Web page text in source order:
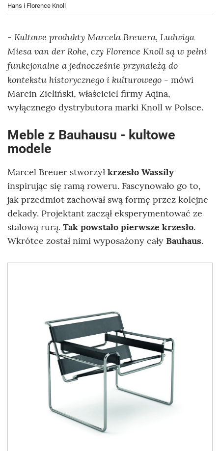
Hans i Florence Knoll
- Kultowe produkty Marcela Breuera, Ludwiga
Miesa van der Rohe, czy Florence Knoll są w pełni
funkcjonalne a jednocześnie przynależą do
kontekstu historycznego i kulturowego - mówi
Marcin Zieliński, właściciel firmy Aqina,
wyłącznego dystrybutora marki Knoll w Polsce.
Meble z Bauhausu - kultowe
modele
Marcel Breuer stworzył krzesło Wassily
inspirując się ramą roweru. Fascynowało go to,
jak przedmiot zachował swą formę przez kolejne
dekady. Projektant zaczął eksperymentować ze
stalową rurą. Tak powstało pierwsze krzesło.
Wkrótce został nimi wyposażony cały Bauhaus.